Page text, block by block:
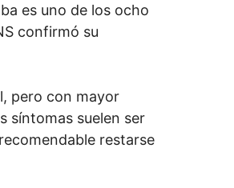
es uno de los ocho
confirmó su
pero con mayor
síntomas suelen ser
restarse